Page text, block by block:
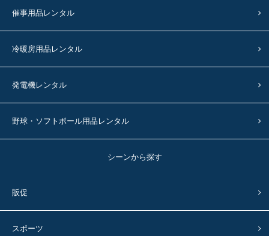
催事用品レンタル
冷暖房用品レンタル
発電機レンタル
野球・ソフトボール用品レンタル
シーンから探す
販促
スポーツ